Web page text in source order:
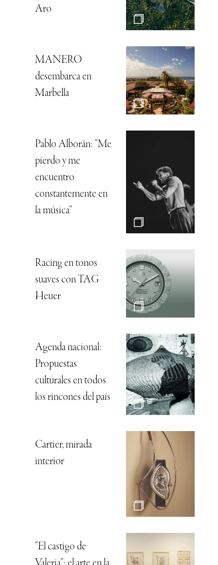
Aro
MANERO
desembarca en
Marbella
Pablo Alborán: “Me
pierdo y me
encuentro
constantemente en
la música”
Racing en tonos
suaves con TAG
Heuer
Agenda nacional:
Propuestas
culturales en todos
los rincones del país
Cartier, mirada
interior
“El castigo de